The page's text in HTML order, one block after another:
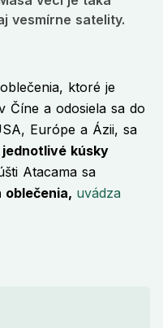
vesmírne satelity.
ktoré je
Číne a odosiela sa do
Európe a Ázii, sa
jednotlivé kúsky
Atacama sa
uvádza